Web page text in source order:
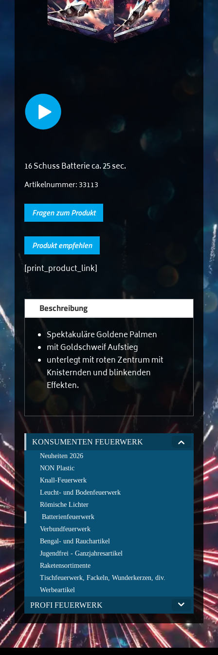
16 Schuss Batterie ca. 25 sec.
Artikelnummer: 33113
Fragen zum Produkt
Produkt empfehlen
[print_product_link]
Beschreibung
Spektakuläre Goldene Palmen
mit Goldschweif Aufstieg
unterlegt mit roten Zentrum mit
Knisternden und blinkenden
Effekten.
KONSUMENTEN FEUERWERK
Neuheiten 2026
NON Plastic
Knall-Feuerwerk
Leucht- und Bodenfeuerwerk
Römische Lichter
Batterienfeuerwerk
Verbundfeuerwerk
Bengal- und Rauchartikel
Jugendfrei - Ganzjahresartikel
Raketensortimente
Tischfeuerwerk, Fackeln, Wunderkerzen, div.
Werbeartikel
PROFI FEUERWERK